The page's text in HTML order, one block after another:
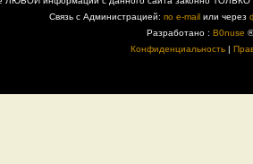
Связь с Администрацией: по e-mail или через
Разработано : B0nuse ®
Конфиденциальность|